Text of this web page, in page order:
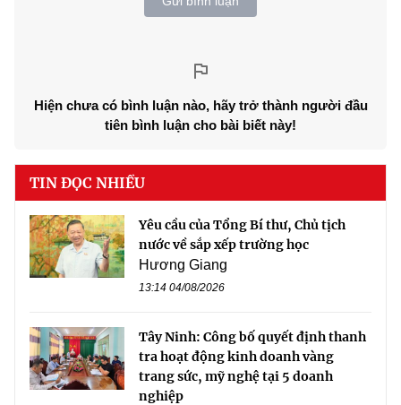
Hiện chưa có bình luận nào, hãy trở thành người đầu
tiên bình luận cho bài biết này!
TIN ĐỌC NHIỀU
Yêu cầu của Tổng Bí thư, Chủ tịch
nước về sắp xếp trường học
Hương Giang
13:14 04/08/2026
Tây Ninh: Công bố quyết định thanh
tra hoạt động kinh doanh vàng
trang sức, mỹ nghệ tại 5 doanh
nghiệp